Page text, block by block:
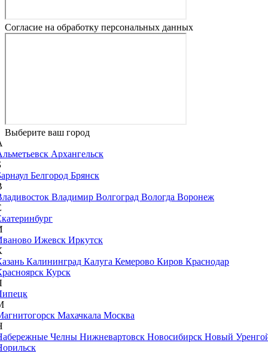
Согласие на обработку персональных данных
Выберите ваш город
Архангельск
Белгород Брянск
Владимир Волгоград Вологда Воронеж
Ижевск Иркутск
Калининград Калуга Кемерово Киров Краснодар
Курск
Махачкала Москва
Челны Нижневартовск Новосибирск Новый